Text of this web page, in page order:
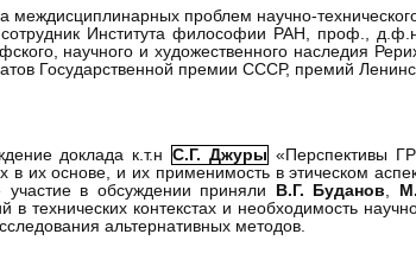
междисциплинарных проблем научно-
Института философии РАН, проф.,
научного и художественного наследия
Государственной премии СССР, премий
доклада к.т.н С.Г. Джуры «Перспективы
их основе, и их применимость в этическом
участие в обсуждении приняли В.Г. Буданов,
технических контекстах и необходимость
альтернативных методов.